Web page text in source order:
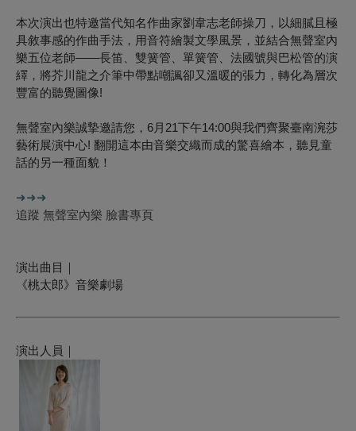
本次演出也特邀當代知名作曲家劉韋志老師操刀，以細膩且極
具敘事感的作曲手法，用音符繪製文學風景，並結合無聲室內
樂五位老師——長笛、雙簧管、單簧管、法國號與巴松管的演
繹，將芥川龍之介筆中帶點嘲諷卻又溫暖的張力，轉化為層次
豐富的聽覺圖像!
無聲室內樂誠摯邀請您，6月21下午14:00與我們齊聚臺南涴莎
藝術展演中心! 翻開這本由音樂交織而成的驚喜繪本，聽見童
話的另一種面貌！
➜➜➜
追蹤 無聲室內樂 臉書專頁
演出曲目｜
《桃太郎》音樂劇場
演出人員｜